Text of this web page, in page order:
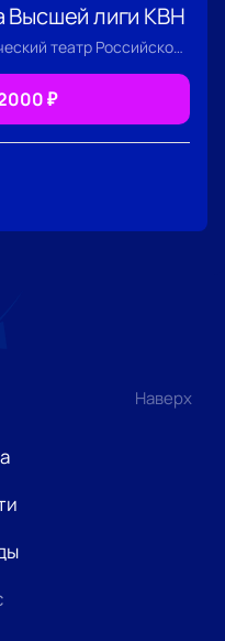
Высшей лиги КВН
Москва, Центральный академический театр Российской Армии
₽
Наверх